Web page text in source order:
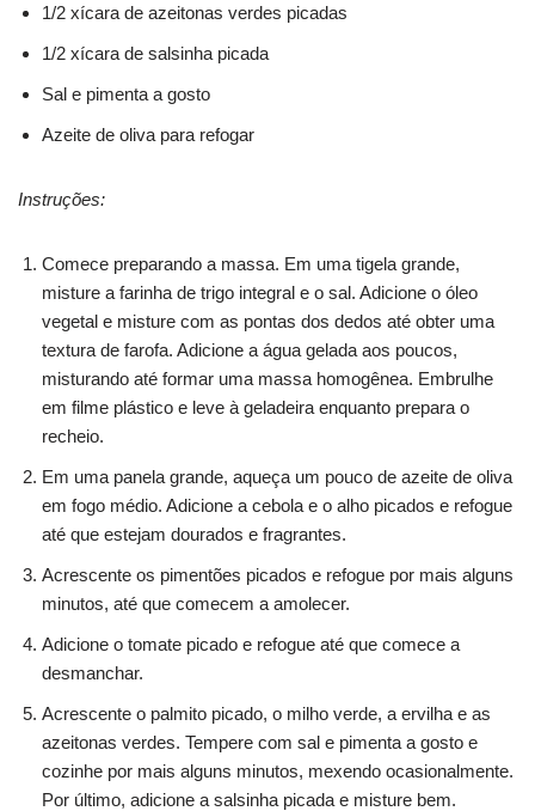
1/2 xícara de azeitonas verdes picadas
1/2 xícara de salsinha picada
Sal e pimenta a gosto
Azeite de oliva para refogar
Instruções:
Comece preparando a massa. Em uma tigela grande,
misture a farinha de trigo integral e o sal. Adicione o óleo
vegetal e misture com as pontas dos dedos até obter uma
textura de farofa. Adicione a água gelada aos poucos,
misturando até formar uma massa homogênea. Embrulhe
em filme plástico e leve à geladeira enquanto prepara o
recheio.
Em uma panela grande, aqueça um pouco de azeite de oliva
em fogo médio. Adicione a cebola e o alho picados e refogue
até que estejam dourados e fragrantes.
Acrescente os pimentões picados e refogue por mais alguns
minutos, até que comecem a amolecer.
Adicione o tomate picado e refogue até que comece a
desmanchar.
Acrescente o palmito picado, o milho verde, a ervilha e as
azeitonas verdes. Tempere com sal e pimenta a gosto e
cozinhe por mais alguns minutos, mexendo ocasionalmente.
Por último, adicione a salsinha picada e misture bem.